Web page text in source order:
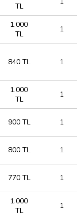
TL
1.000
TL
1
840 TL 1
1.000
TL
1
900 TL 1
800 TL 1
770 TL 1
1.000
TL
1